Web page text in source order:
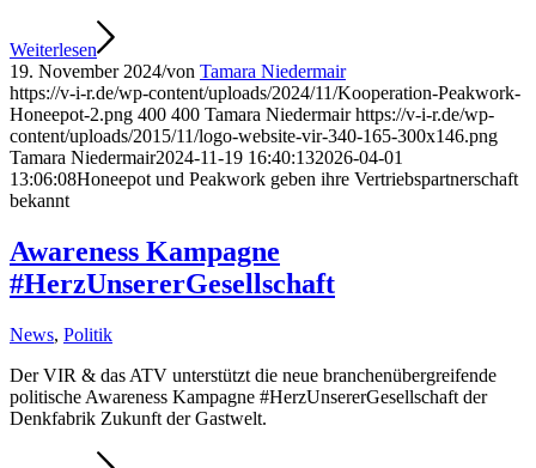
Weiterlesen
19. November 2024/von Tamara Niedermair
https://v-i-r.de/wp-content/uploads/2024/11/Kooperation-Peakwork-
Honeepot-2.png 400 400 Tamara Niedermair https://v-i-r.de/wp-
content/uploads/2015/11/logo-website-vir-340-165-300x146.png
Tamara Niedermair2024-11-19 16:40:132026-04-01
13:06:08Honeepot und Peakwork geben ihre Vertriebspartnerschaft
bekannt
Awareness Kampagne
#HerzUnsererGesellschaft
News, Politik
Der VIR & das ATV unterstützt die neue branchenübergreifende
politische Awareness Kampagne #HerzUnsererGesellschaft der
Denkfabrik Zukunft der Gastwelt.